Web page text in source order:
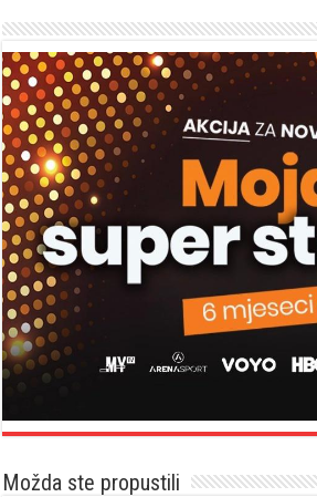
Možda ste propustili